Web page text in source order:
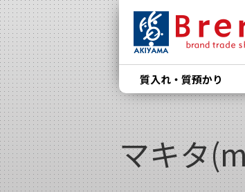
質入れ・質預かり
マキタ